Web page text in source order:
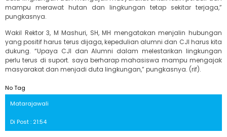
mampu merawat hutan dan lingkungan tetap sekitar terjaga,”
pungkasnya.
Wakil Rektor 3, M Mashuri, SH, MH mengatakan menjalin hubungan
yang positif harus terus dijaga, kepedulian alumni dan CJI harus kita
dukung. “Upaya CJI dan Alumni dalam melestarikan lingkungan
perlu terus di suport. saya berharap mahasiswa mampu mengajak
masyarakat dan menjadi duta lingkungan,” pungkasnya. (rif).
No Tag
Matarajawali
Di Post : 21:54